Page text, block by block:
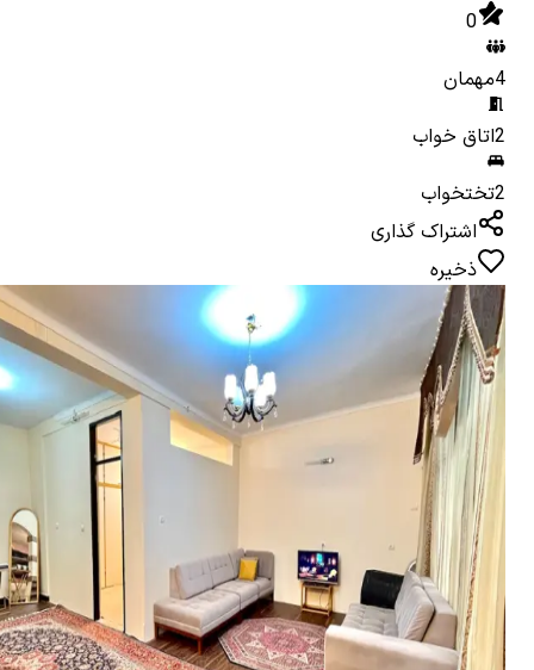
0
4مهمان
2اتاق خواب
2تختخواب
اشتراک گذاری
ذخیره